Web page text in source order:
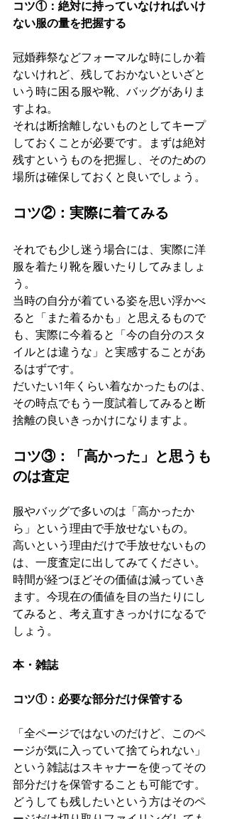
コツ①：絶対に持っていなければいけ
ない服の量を把握する
冠婚葬祭などフォーマルな時にしか着
ないけれど、残しておかないといざと
いう時に困る服や靴、バッグがありま
すよね。
それは断捨離しないものとしてキープ
しておくことが必要です。まずは絶対
残すというものを把握し、そのための
場所は確保しておくと良いでしょう。
コツ②：実際に着てみる
それでも少し迷う場合には、実際に洋
服を着たり靴を履いたりしてみましょ
う。
当時の自分が着ている姿を思い浮かべ
ると「また着るかも」と思えるもので
も、実際に今着ると「今の自分のスタ
イルとは違うな」と実感することがあ
るはずです。
だいたい1年くらい着なかったものは、
その時点でもう一度試着してみると断
捨離の良いきっかけになりますよ。
コツ③：「高かった」と思うも
のは査定
服やバッグで多いのは「高かったか
ら」という理由で手放せないもの。
高いという理由だけで手放せないもの
は、一度査定に出してみてください。
時間が経つほどその価値は減っていき
ます。今現在の価値を目の当たりにし
てみると、考え直すきっかけになるで
しょう。
本・雑誌
コツ①：必要な部分だけ保管する
「全ページではないのだけど、このペ
ージが気に入っていて捨てられない」
という雑誌はスキャナーを使ってその
部分だけを保管することも可能です。
どうしても残したいという方はそのペ